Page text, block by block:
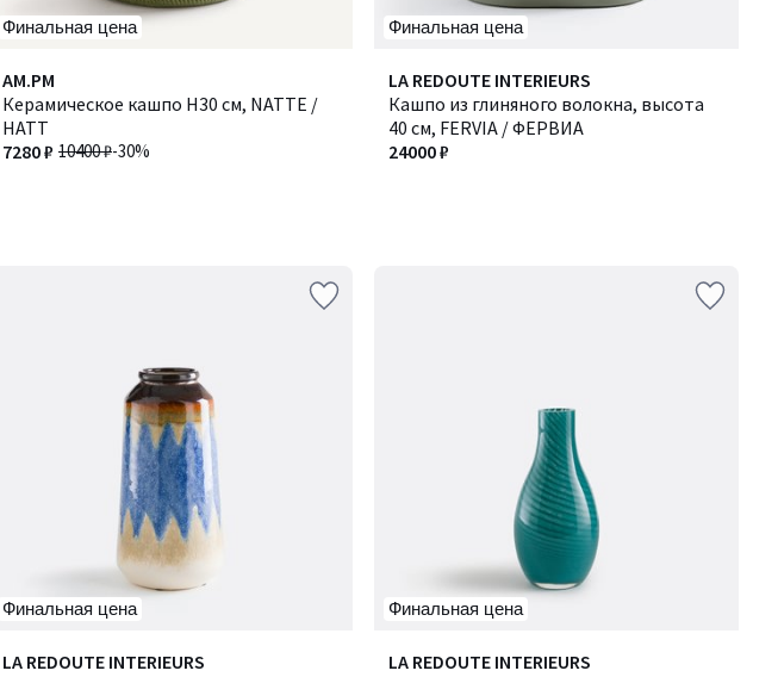
Финальная цена
AM.PM
Керамическое кашпо H30 см, NATTE /
НАТТ
10400 ₽-30%
7280 ₽
Финальная цена
LA REDOUTE INTERIEURS
Кашпо из глиняного волокна, высота
40 см, FERVIA / ФЕРВИА
24000 ₽
Финальная цена
LA REDOUTE INTERIEURS
5
Финальная цена
LA REDOUTE INTERIEURS